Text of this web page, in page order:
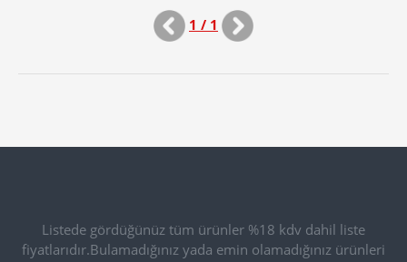
1 / 1
Listede gördüğünüz tüm ürünler %18 kdv dahil liste
fiyatlarıdır.Bulamadığınız yada emin olamadığınız ürünleri